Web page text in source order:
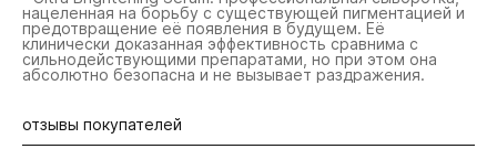
нацеленная на борьбу с существующей пигментацией и
предотвращение её появления в будущем. Её
клинически доказанная эффективность сравнима с
сильнодействующими препаратами, но при этом она
абсолютно безопасна и не вызывает раздражения.
отзывы покупателей